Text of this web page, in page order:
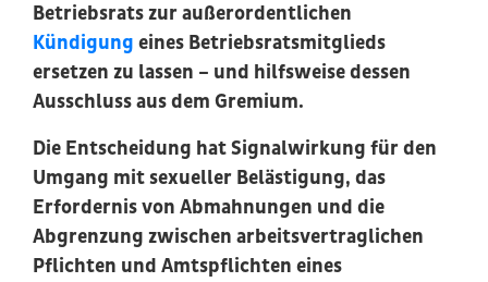
Betriebsrats zur außerordentlichen
Kündigung eines Betriebsratsmitglieds
ersetzen zu lassen – und hilfsweise dessen
Ausschluss aus dem Gremium.
Die Entscheidung hat Signalwirkung für den
Umgang mit sexueller Belästigung, das
Erfordernis von Abmahnungen und die
Abgrenzung zwischen arbeitsvertraglichen
Pflichten und Amtspflichten eines